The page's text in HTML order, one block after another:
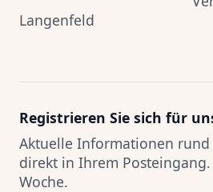
Langenfeld
Registrieren Sie sich für
Aktuelle Informationen
direkt in Ihrem
Woche.